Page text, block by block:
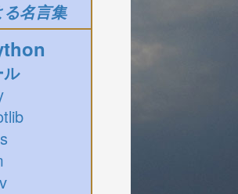
名言集